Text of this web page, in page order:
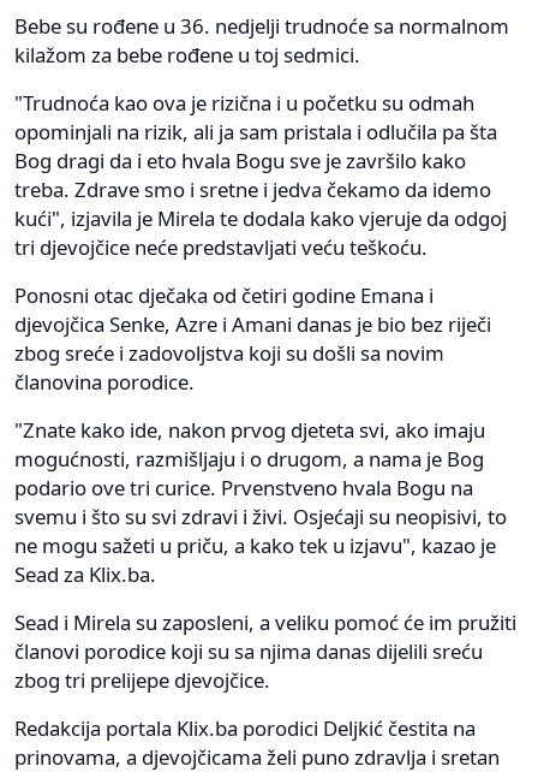
Bebe su rođene u 36. nedjelji trudnoće sa normalnom
kilažom za bebe rođene u toj sedmici.
"Trudnoća kao ova je rizična i u početku su odmah
opominjali na rizik, ali ja sam pristala i odlučila pa šta
Bog dragi da i eto hvala Bogu sve je završilo kako
treba. Zdrave smo i sretne i jedva čekamo da idemo
kući", izjavila je Mirela te dodala kako vjeruje da odgoj
tri djevojčice neće predstavljati veću teškoću.
Ponosni otac dječaka od četiri godine Emana i
djevojčica Senke, Azre i Amani danas je bio bez riječi
zbog sreće i zadovoljstva koji su došli sa novim
članovina porodice.
"Znate kako ide, nakon prvog djeteta svi, ako imaju
mogućnosti, razmišljaju i o drugom, a nama je Bog
podario ove tri curice. Prvenstveno hvala Bogu na
svemu i što su svi zdravi i živi. Osjećaji su neopisivi, to
ne mogu sažeti u priču, a kako tek u izjavu", kazao je
Sead za Klix.ba.
Sead i Mirela su zaposleni, a veliku pomoć će im pružiti
članovi porodice koji su sa njima danas dijelili sreću
zbog tri prelijepe djevojčice.
Redakcija portala Klix.ba porodici Deljkić čestita na
prinovama, a djevojčicama želi puno zdravlja i sretan